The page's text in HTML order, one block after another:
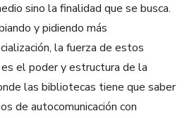
sino la finalidad que se busca.
y pidiendo más
la fuerza de estos
el poder y estructura de la
las bibliotecas tiene que saber
de autocomunicación con